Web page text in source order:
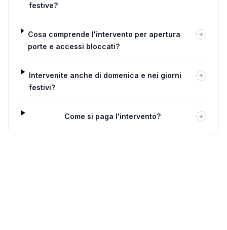
festive?
Cosa comprende l'intervento per apertura
porte e accessi bloccati?
Intervenite anche di domenica e nei giorni
festivi?
Come si paga l'intervento?